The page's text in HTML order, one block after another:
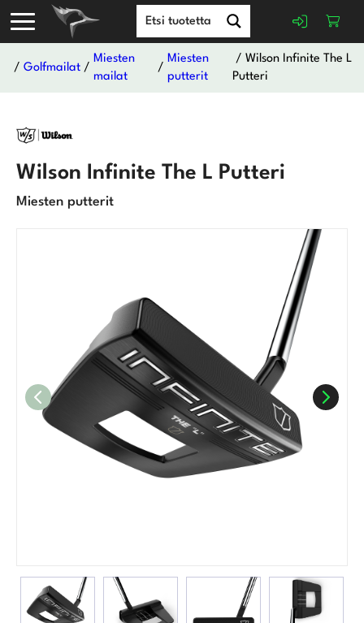
/Golfmailat /
Miesten
mailat
/
Miesten
putterit
/ Wilson Infinite The L
Putteri
Wilson Infinite The L Putteri
Miesten putterit